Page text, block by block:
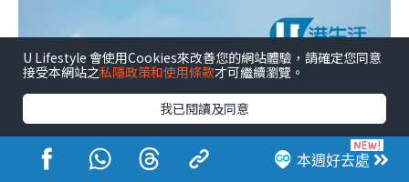
本週好去處
U Lifestyle 會使用Cookies來改善您的網站體驗，請確定您同意
接受本網站之私隱政策和使用條款才可繼續瀏覽。
我已閱讀及同意